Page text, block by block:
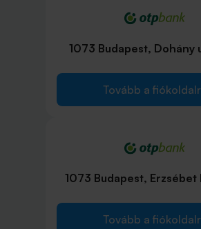
1073 Budapest, Dohány
Tovább a
1073 Budapest, Erzsébet
Tovább a